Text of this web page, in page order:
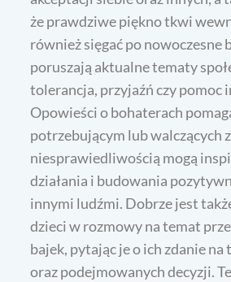
że prawdziwe piękno tkwi
również sięgać po nowoczesne
poruszają aktualne tematy
tolerancja, przyjaźń czy pomoc
Opowieści o bohaterach
potrzebującym lub walczących z
niesprawiedliwością mogą
działania i budowania
innymi ludźmi. Dobrze jest
dzieci w rozmowy na temat
bajek, pytając je o ich zdanie
oraz podejmowanych decyzji.